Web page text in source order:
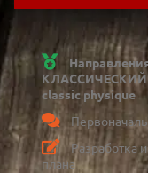
КЛАССИЧЕСКИЙ
classic physique
Разработка
плана